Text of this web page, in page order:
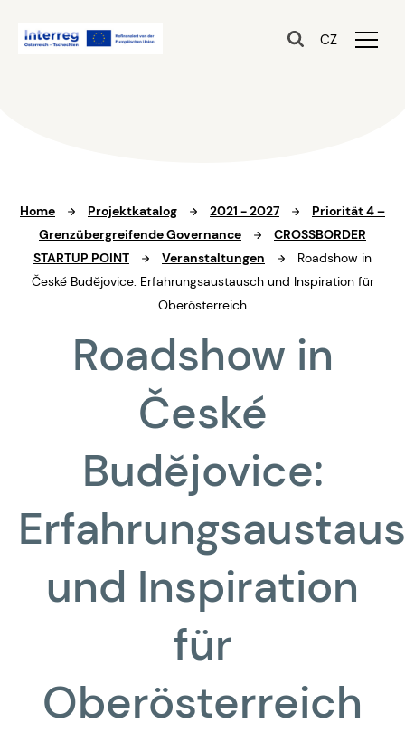
CZ
Home Projektkatalog 2021 - 2027
Priorität 4 –
Grenzübergreifende Governance
CROSSBORDER
STARTUP POINT
Veranstaltungen
Roadshow in
České Budějovice: Erfahrungsaustausch und Inspiration für
Oberösterreich
Roadshow in
České
Budějovice:
und Inspiration
für
Oberösterreich